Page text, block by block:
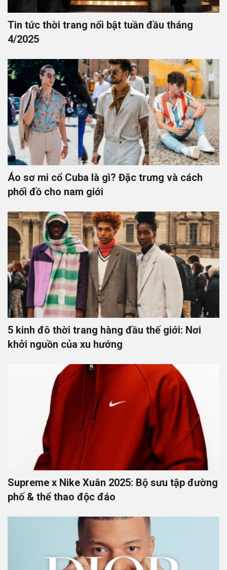
Tin tức thời trang nổi bật tuần đầu tháng
4/2025
Áo sơ mi cổ Cuba là gì? Đặc trưng và cách
phối đồ cho nam giới
5 kinh đô thời trang hàng đầu thế giới: Nơi
khởi nguồn của xu hướng
Supreme x Nike Xuân 2025: Bộ sưu tập đường
phố & thể thao độc đáo